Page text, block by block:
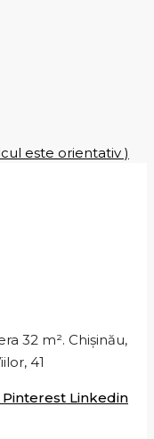
este orientativ )
32 m². Chișinău,
41
Pinterest Linkedin